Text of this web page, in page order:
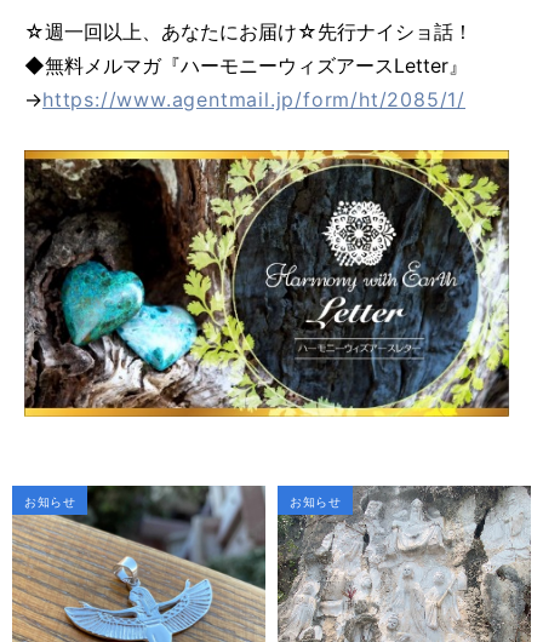
☆週一回以上、あなたにお届け☆先行ナイショ話！
◆無料メルマガ『ハーモニーウィズアースLetter』
→https://www.agentmail.jp/form/ht/2085/1/
お知らせ お知らせ